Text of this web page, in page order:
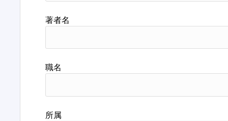
著者名
職名
所属